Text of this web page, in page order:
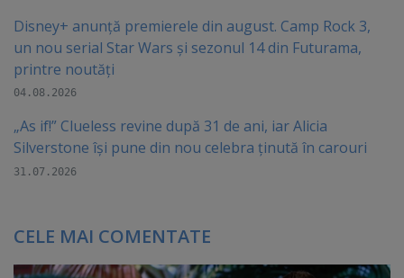
Disney+ anunță premierele din august. Camp Rock 3,
un nou serial Star Wars și sezonul 14 din Futurama,
printre noutăți
04.08.2026
„As if!” Clueless revine după 31 de ani, iar Alicia
Silverstone își pune din nou celebra ținută în carouri
31.07.2026
CELE MAI COMENTATE